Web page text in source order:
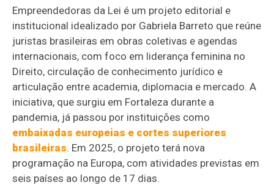
Empreendedoras da Lei é um projeto editorial e
institucional idealizado por Gabriela Barreto que reúne
juristas brasileiras em obras coletivas e agendas
internacionais, com foco em liderança feminina no
Direito, circulação de conhecimento jurídico e
articulação entre academia, diplomacia e mercado. A
iniciativa, que surgiu em Fortaleza durante a
pandemia, já passou por instituições como
embaixadas europeias e cortes superiores
brasileiras. Em 2025, o projeto terá nova
programação na Europa, com atividades previstas em
seis países ao longo de 17 dias.